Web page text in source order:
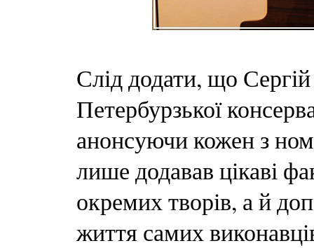
Слід додати, що
Петербурзької
анонсуючи кожен з
лише додавав цікаві
окремих творів, а й
життя самих